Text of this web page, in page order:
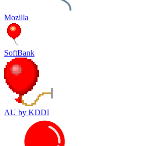
Mozilla
SoftBank
AU by KDDI